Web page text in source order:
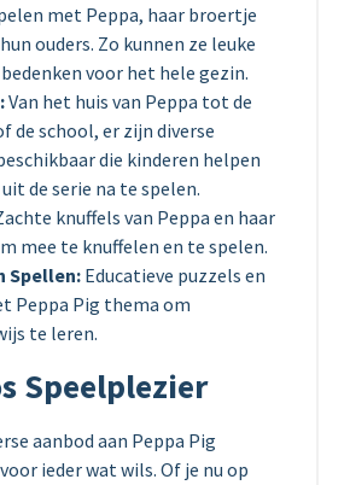
met Peppa, haar broertje
ouders. Zo kunnen ze leuke
voor het hele gezin.
Van het huis van Peppa tot de
de school, er zijn diverse
die kinderen helpen
de serie na te spelen.
knuffels van Peppa en haar
mee te knuffelen en te spelen.
Spellen:Educatieve puzzels en
Peppa Pig thema om
te leren.
Speelplezier
aanbod aan Peppa Pig
ieder wat wils. Of je nu op